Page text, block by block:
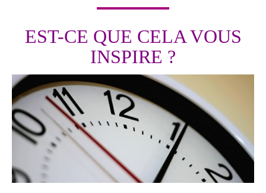
EST-CE QUE CELA VOUS
INSPIRE ?